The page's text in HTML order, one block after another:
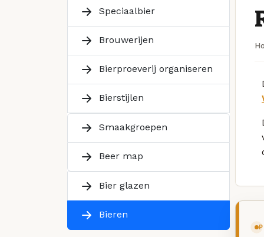
Speciaalbier
Brouwerijen
Bierproeverij organiseren
Bierstijlen
Smaakgroepen
Beer map
Bier glazen
Bieren